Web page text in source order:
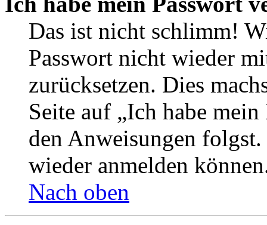
Das ist nicht schlimm!
Passwort nicht wieder
zurücksetzen. Dies
Seite auf „Ich habe
den Anweisungen
wieder anmelden
Nach oben